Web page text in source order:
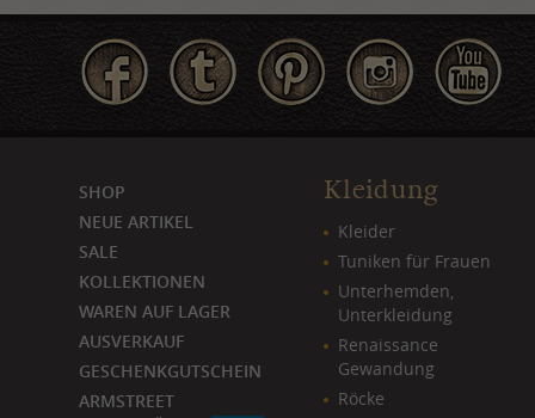
SHOP
NEUE ARTIKEL
SALE
KOLLEKTIONEN
WAREN AUF LAGER
AUSVERKAUF
GESCHENKGUTSCHEIN
ARMSTREET
Kleidung
Kleider
Tuniken für Frauen
Unterhemden,
Unterkleidung
Renaissance
Gewandung
Röcke